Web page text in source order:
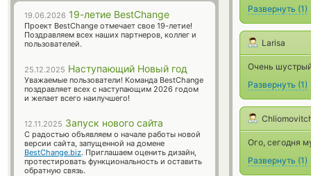
Развернуть (1)
Larisa
Очень
Развернуть (1)
Ого, сегодня
Развернуть (1)
19.06.2026 19-летие BestChange
Проект BestChange отмечает свое 19-летие!
Поздравляем всех наших партнеров, коллег и
пользователей.
25.12.2025 Наступающий Новый год
Уважаемые пользователи! Команда BestChange
поздравляет всех с наступающим 2026 годом
и желает всего наилучшего!
12.11.2025 Запуск нового сайта
С радостью объявляем о начале работы новой
версии сайта, запущенной на домене
BestChange.biz. Приглашаем оценить дизайн,
протестировать функциональность и оставить
обратную связь.